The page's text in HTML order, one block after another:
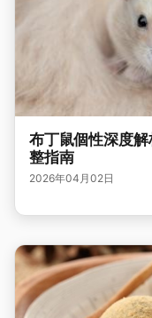
布丁鼠個性深度
整指南
2026年04月02日